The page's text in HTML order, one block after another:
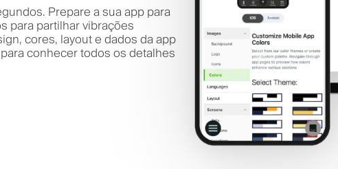
Prepare a sua app para
para partilhar vibrações
cores, layout e dados da app
conhecer todos os detalhes